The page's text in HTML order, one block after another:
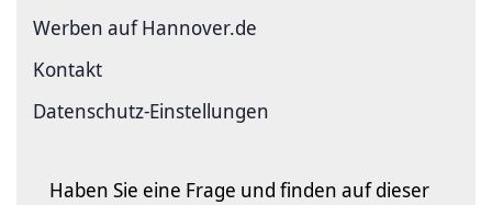
Werben auf Hannover.de
Kontakt
Datenschutz-Einstellungen
Haben Sie eine Frage und finden auf dieser